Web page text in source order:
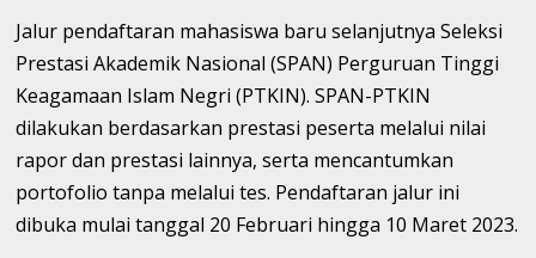
Jalur pendaftaran mahasiswa baru selanjutnya Seleksi
Prestasi Akademik Nasional (SPAN) Perguruan Tinggi
Keagamaan Islam Negri (PTKIN). SPAN-PTKIN
dilakukan berdasarkan prestasi peserta melalui nilai
rapor dan prestasi lainnya, serta mencantumkan
portofolio tanpa melalui tes. Pendaftaran jalur ini
dibuka mulai tanggal 20 Februari hingga 10 Maret 2023.